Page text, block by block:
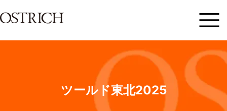
ツールド東北2025